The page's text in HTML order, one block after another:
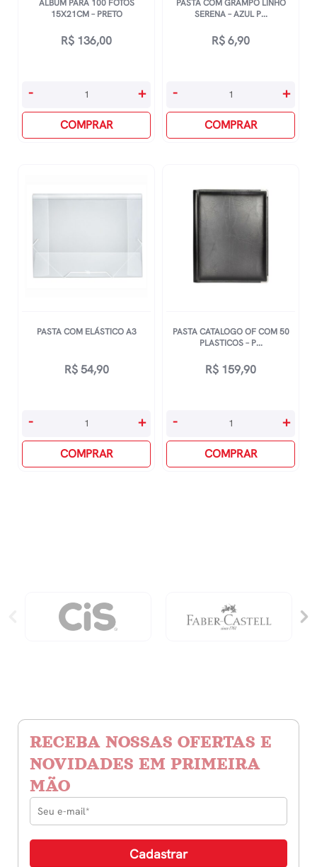
ÁLBUM PARA 100 FOTOS
15X21CM – PRETO
R$ 136,00
Álbum
Fotos
Preto
- +
COMPRAR
PASTA COM GRAMPO LINHO
SERENA – AZUL P...
R$6,90
Pasta
Grampo
Linho
quantidade
- +
COMPRAR
PASTA COM ELÁSTICO A3
R$54,90
Pasta
Elástico
A3
- +
COMPRAR
PASTA CATALOGO OF COM 50
PLASTICOS – P...
R$ 159,90
Pasta
Com
- +
COMPRAR
RECEBA NOSSAS OFERTAS E
NOVIDADES EM PRIMEIRA
MÃO